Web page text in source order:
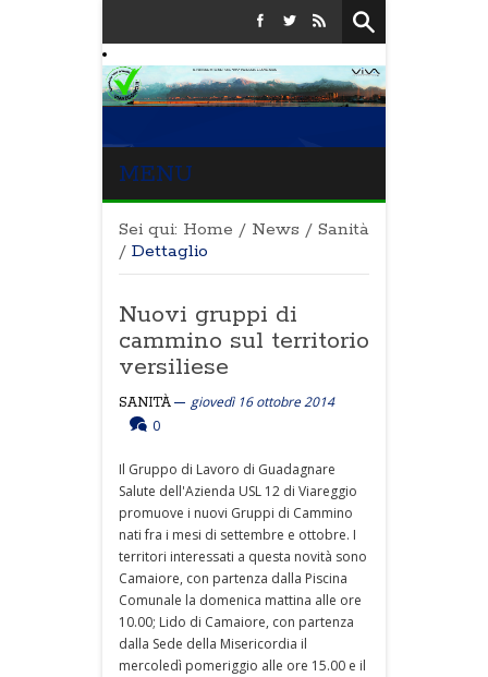
MENU
Sei qui: Home / News / Sanità
/ Dettaglio
Nuovi gruppi di
cammino sul territorio
versiliese
SANITÀ
giovedì 16 ottobre 2014
0
Il Gruppo di Lavoro di Guadagnare
Salute dell'Azienda USL 12 di Viareggio
promuove i nuovi Gruppi di Cammino
nati fra i mesi di settembre e ottobre. I
territori interessati a questa novità sono
Camaiore, con partenza dalla Piscina
Comunale la domenica mattina alle ore
10.00; Lido di Camaiore, con partenza
dalla Sede della Misericordia il
mercoledì pomeriggio alle ore 15.00 e il